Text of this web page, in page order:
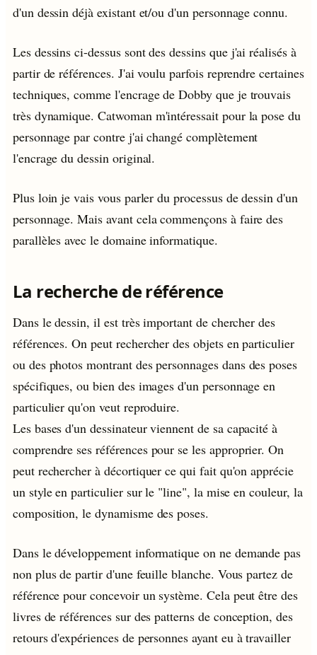
d'un dessin déjà existant et/ou d'un personnage connu.
Les dessins ci-dessus sont des dessins que j'ai réalisés à
partir de références. J'ai voulu parfois reprendre certaines
techniques, comme l'encrage de Dobby que je trouvais
très dynamique. Catwoman m'intéressait pour la pose du
personnage par contre j'ai changé complètement
l'encrage du dessin original.
Plus loin je vais vous parler du processus de dessin d'un
personnage. Mais avant cela commençons à faire des
parallèles avec le domaine informatique.
La recherche de référence
Dans le dessin, il est très important de chercher des
références. On peut rechercher des objets en particulier
ou des photos montrant des personnages dans des poses
spécifiques, ou bien des images d'un personnage en
particulier qu'on veut reproduire.
Les bases d'un dessinateur viennent de sa capacité à
comprendre ses références pour se les approprier. On
peut rechercher à décortiquer ce qui fait qu'on apprécie
un style en particulier sur le "line", la mise en couleur, la
composition, le dynamisme des poses.
Dans le développement informatique on ne demande pas
non plus de partir d'une feuille blanche. Vous partez de
référence pour concevoir un système. Cela peut être des
livres de références sur des patterns de conception, des
retours d'expériences de personnes ayant eu à travailler